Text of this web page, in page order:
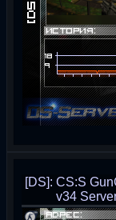
[DS]: CS:S
v34